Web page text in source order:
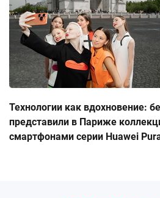
Технологии как вдохновение:
представили в Париже
смартфонами серии Huawei